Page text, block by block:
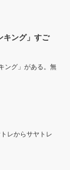
キング」すご
ング」がある。無
レからサヤトレ